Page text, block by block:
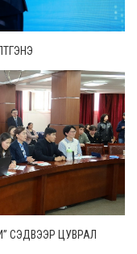
СЭДВЭЭР ЦУВРАЛ